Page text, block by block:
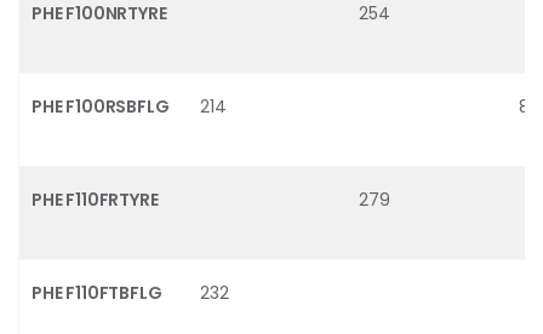
PHE F100NRTYRE 254
PHE F100RSBFLG 214 80
PHE F110FRTYRE 279
PHE F110FTBFLG 232